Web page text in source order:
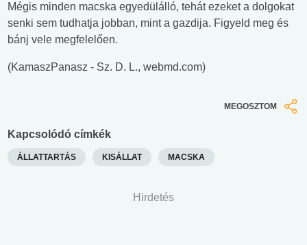
Mégis minden macska egyedülálló, tehát ezeket a dolgokat
senki sem tudhatja jobban, mint a gazdija. Figyeld meg és
bánj vele megfelelően.
(KamaszPanasz - Sz. D. L., webmd.com)
MEGOSZTOM
Kapcsolódó címkék
ÁLLATTARTÁS KISÁLLAT MACSKA
Hirdetés